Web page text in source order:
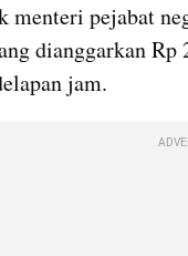
menteri pejabat
dianggarkan
jam.